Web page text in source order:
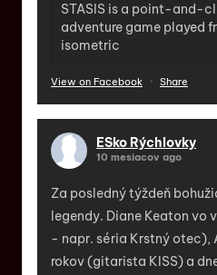
STASIS is a point-and-
adventure game played
isometric
View on Facebook · Share
ESko Rýchlovky
10 mesiacov ago
Za posledný týždeň
legendy. Diane Keaton vo
- napr. séria Krstný otec),
rokov (gitarista KISS) a